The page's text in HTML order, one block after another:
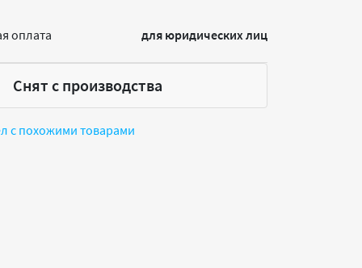
оплата для юридических лиц
Снят с производства
с похожими товарами